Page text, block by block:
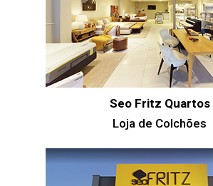
Seo Fritz Quartos
Loja de Colchões